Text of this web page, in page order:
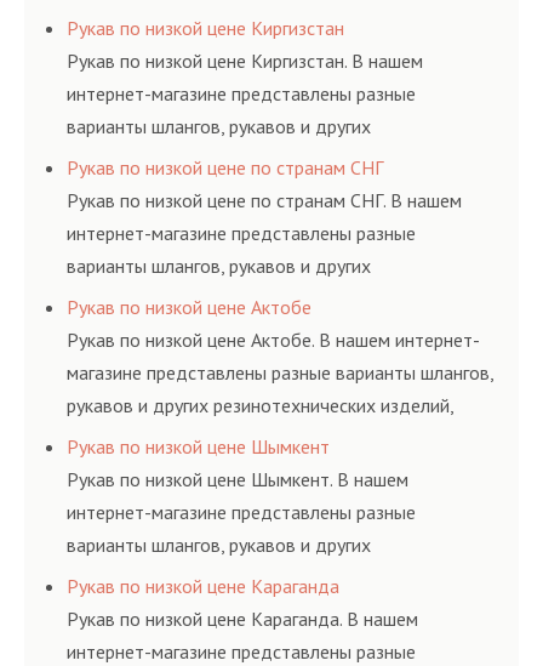
резинотехнических изделий, соответствующих
ГОСТам, техническим условиям и нормативам.
Рукав по низкой цене Киргизстан
Рукав по низкой цене Киргизстан. В нашем
интернет-магазине представлены разные
варианты шлангов, рукавов и других
резинотехнических изделий, соответствующих
ГОСТам, техническим условиям и нормативам.
Рукав по низкой цене по странам СНГ
Рукав по низкой цене по странам СНГ. В нашем
интернет-магазине представлены разные
варианты шлангов, рукавов и других
резинотехнических изделий, соответствующих
ГОСТам, техническим условиям и нормативам.
Рукав по низкой цене Актобе
Рукав по низкой цене Актобе. В нашем интернет-
магазине представлены разные варианты шлангов,
рукавов и других резинотехнических изделий,
соответствующих ГОСТам, техническим условиям
и нормативам.
Рукав по низкой цене Шымкент
Рукав по низкой цене Шымкент. В нашем
интернет-магазине представлены разные
варианты шлангов, рукавов и других
резинотехнических изделий, соответствующих
ГОСТам, техническим условиям и нормативам.
Рукав по низкой цене Караганда
Рукав по низкой цене Караганда. В нашем
интернет-магазине представлены разные